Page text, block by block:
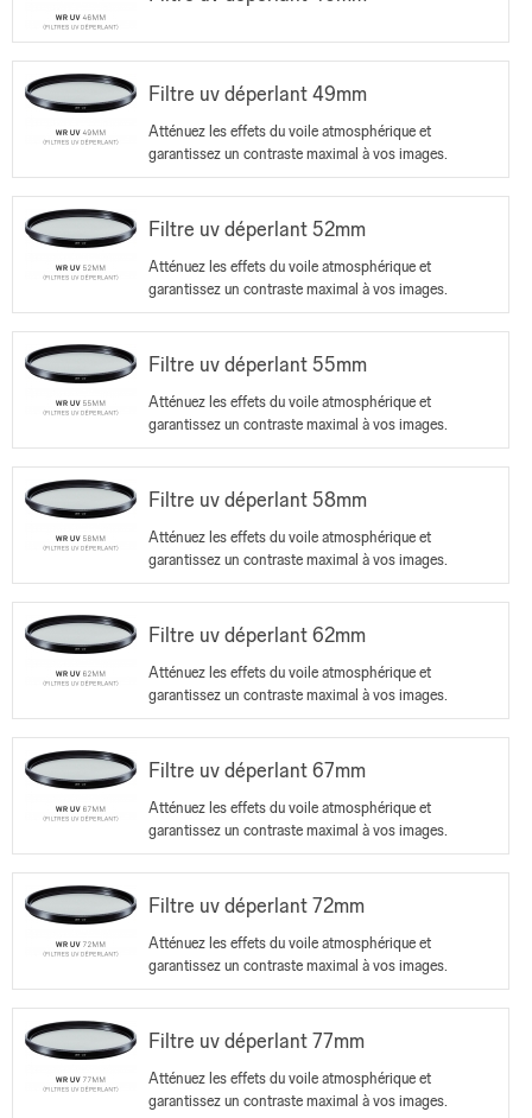
Filtre uv déperlant 49mm
Atténuez les effets du voile atmosphérique et
garantissez un contraste maximal à vos images.
Filtre uv déperlant 52mm
Atténuez les effets du voile atmosphérique et
garantissez un contraste maximal à vos images.
Filtre uv déperlant 55mm
Atténuez les effets du voile atmosphérique et
garantissez un contraste maximal à vos images.
Filtre uv déperlant 58mm
Atténuez les effets du voile atmosphérique et
garantissez un contraste maximal à vos images.
Filtre uv déperlant 62mm
Atténuez les effets du voile atmosphérique et
garantissez un contraste maximal à vos images.
Filtre uv déperlant 67mm
Atténuez les effets du voile atmosphérique et
garantissez un contraste maximal à vos images.
Filtre uv déperlant 72mm
Atténuez les effets du voile atmosphérique et
garantissez un contraste maximal à vos images.
Filtre uv déperlant 77mm
Atténuez les effets du voile atmosphérique et
garantissez un contraste maximal à vos images.